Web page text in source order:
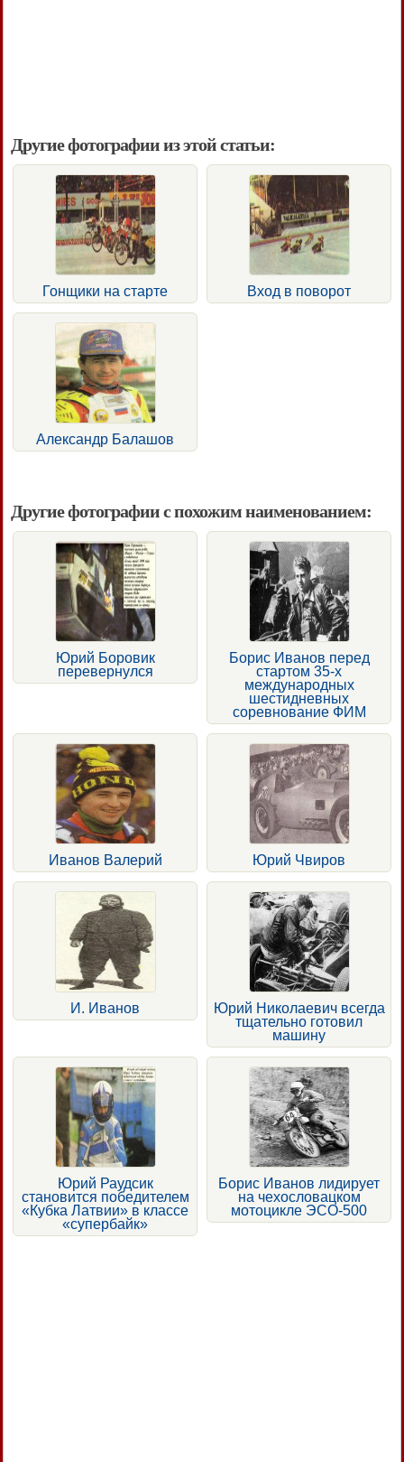
Другие фотографии из этой статьи:
Гонщики на старте Вход в поворот
Александр Балашов
Другие фотографии с похожим наименованием:
Юрий Боровик
перевернулся
Борис Иванов перед
стартом 35-х
международных
шестидневных
соревнование ФИМ
Иванов Валерий Юрий Чвиров
И. Иванов
Юрий Николаевич всегда
тщательно готовил
машину
Юрий Раудсик
становится победителем
«Кубка Латвии» в классе
«супербайк»
Борис Иванов лидирует
на чехословацком
мотоцикле ЭСО-500